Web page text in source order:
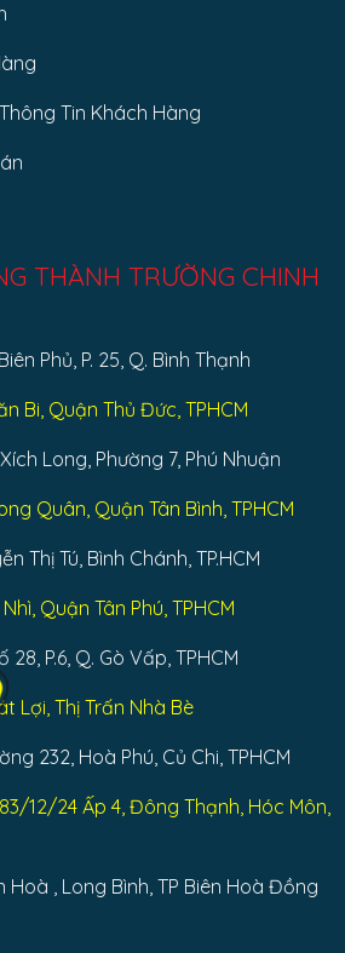
Tin Khách Hàng
THÀNH TRƯỜNG CHINH
Phủ, P. 25, Q. Bình Thạnh
Bi, Quận Thủ Đức, TPHCM
Long, Phường 7, Phú Nhuận
Quân, Quận Tân Bình, TPHCM
Thị Tú, Bình Chánh, TP.HCM
Quận Tân Phú, TPHCM
P.6, Q. Gò Vấp, TPHCM
Lợi, Thị Trấn Nhà Bè
232, Hoà Phú, Củ Chi, TPHCM
12/24 Ấp 4, Đông Thạnh, Hóc Môn,
Hoà , Long Bình, TP Biên Hoà Đồng